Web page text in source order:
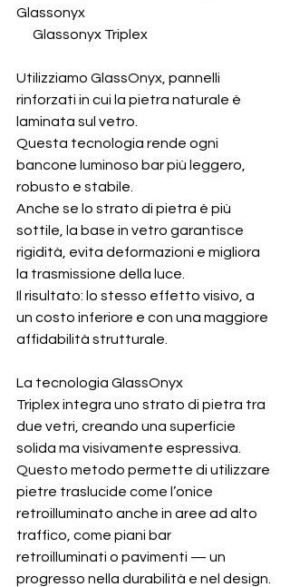
Glassonyx
      Glassonyx Triplex
Utilizziamo GlassOnyx, pannelli
rinforzati in cui la pietra naturale è
laminata sul vetro.
Questa tecnologia rende ogni
bancone luminoso bar più leggero,
robusto e stabile.
Anche se lo strato di pietra è più
sottile, la base in vetro garantisce
rigidità, evita deformazioni e migliora
la trasmissione della luce.
Il risultato: lo stesso effetto visivo, a
un costo inferiore e con una maggiore
affidabilità strutturale.
La tecnologia GlassOnyx
Triplex integra uno strato di pietra tra
due vetri, creando una superficie
solida ma visivamente espressiva.
Questo metodo permette di utilizzare
pietre traslucide come l’onice
retroilluminato anche in aree ad alto
traffico, come piani bar
retroilluminati o pavimenti — un
progresso nella durabilità e nel design.